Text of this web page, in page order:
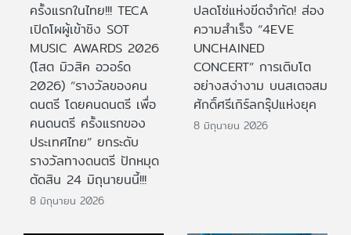
ครั้งแรกในไทย!!! TECA
เปิดโผผู้เข้าชิง SOT
MUSIC AWARDS 2026
(โสต มิวสิค อวอร์ด
2026) “รางวัลของคน
ดนตรี โดยคนดนตรี เพื่อ
คนดนตรี ครั้งแรกของ
ประเทศไทย” ยกระดับ
รางวัลทางดนตรี ปักหมุด
ตัดสิน 24 มิถุนายนนี้!!!
8 มิถุนายน 2026
ปลดโซ่แห่งขีดจำกัด! ส่อง
ความสำเร็จ “4EVE
UNCHAINED
CONCERT” การเติบโต
อย่างสง่างาม บนสเตจสม
ศักดิ์ศรีเกิร์ลกรุ๊ปแห่งยุค
8 มิถุนายน 2026